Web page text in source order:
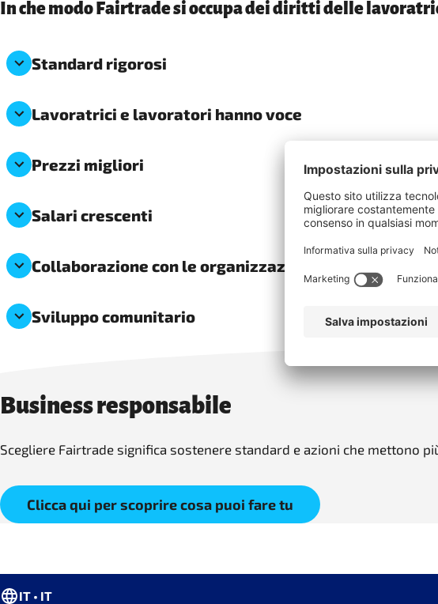
In che modo Fairtrade si occupa dei diritti delle
Standard rigorosi
Lavoratrici e lavoratori hanno voce
Prezzi migliori
Salari crescenti
Collaborazione con le organizzazioni dei lavoratori
Sviluppo comunitario
Business responsabile
Scegliere Fairtrade significa sostenere standard e azioni che mettono
Clicca qui per scoprire cosa puoi fare tu
IT • IT